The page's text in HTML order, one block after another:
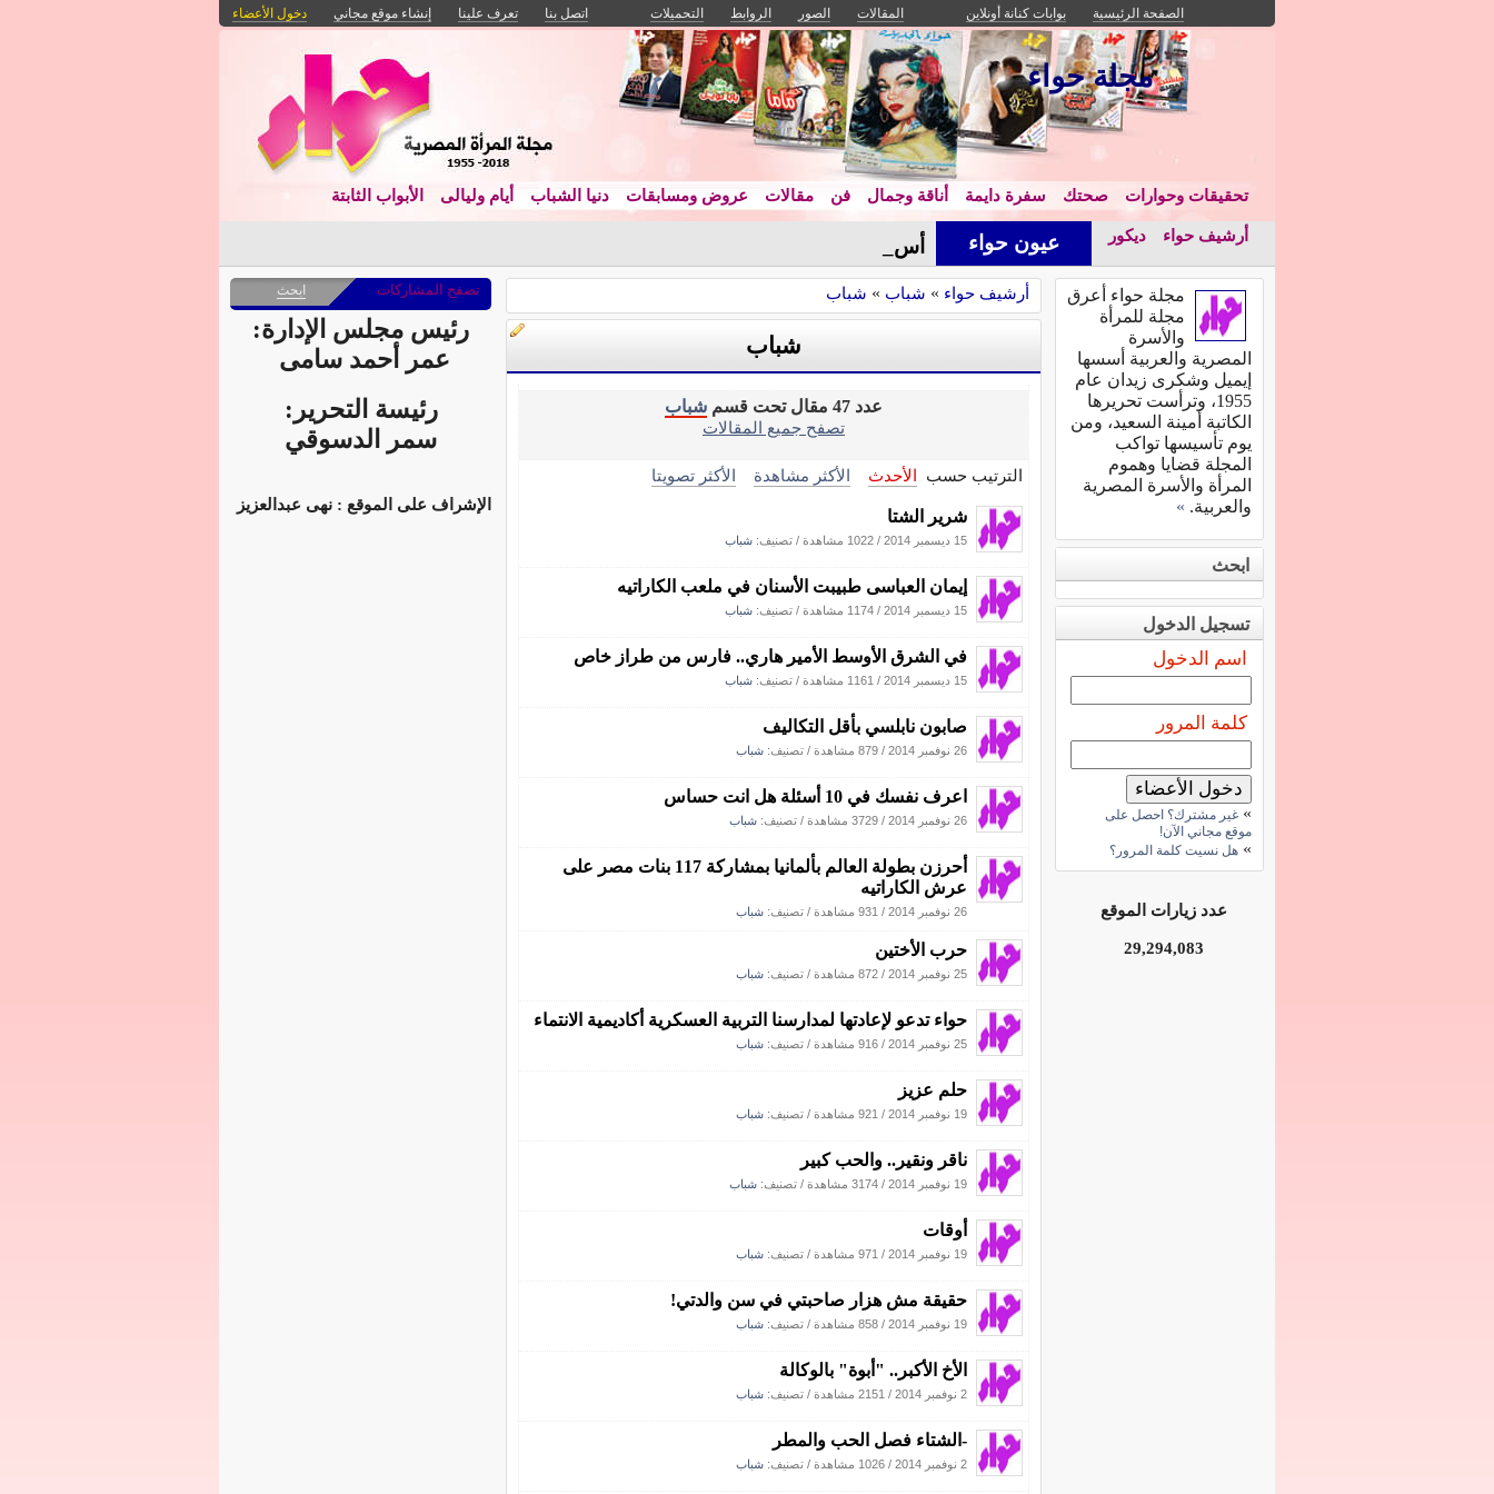
الصفحة الرئيسية بوابات كنانة أونلاين المقالات الصور الروابط التحميلات اتصل بنا تعرف علينا إنشاء موقع مجاني دخول الأعضاء
مجلة حواء
تحقيقات وحوارات صحتك سفرة دايمة أناقة وجمال فن مقالات عروض ومسابقات دنيا الشباب أيام وليالى الأبواب الثابتة
أرشيف حواء ديكور عيون حواء أستاذ أصول_
أرشيف حواء » شباب » شباب
شباب
عدد 47 مقال تحت قسم
شباب
تصفح جميع المقالات
الترتيب حسب الأحدث الأكثر مشاهدة الأكثر تصويتا
شرير الشتا
15 ديسمبر 2014 / 1022 مشاهدة / تصنيف: شباب
إيمان العباسى طبيبت الأسنان في ملعب الكاراتيه
15 ديسمبر 2014 / 1174 مشاهدة / تصنيف: شباب
في الشرق الأوسط الأمير هاري.. فارس من طراز خاص
15 ديسمبر 2014 / 1161 مشاهدة / تصنيف: شباب
صابون نابلسي بأقل التكاليف
26 نوفمبر 2014 / 879 مشاهدة / تصنيف: شباب
اعرف نفسك في 10 أسئلة هل انت حساس
26 نوفمبر 2014 / 3729 مشاهدة / تصنيف: شباب
أحرزن بطولة العالم بألمانيا بمشاركة 117 بنات مصر على
عرش الكاراتيه
26 نوفمبر 2014 / 931 مشاهدة / تصنيف: شباب
حرب الأختين
25 نوفمبر 2014 / 872 مشاهدة / تصنيف: شباب
حواء تدعو لإعادتها لمدارسنا التربية العسكرية أكاديمية الانتماء
25 نوفمبر 2014 / 916 مشاهدة / تصنيف: شباب
حلم عزيز
19 نوفمبر 2014 / 921 مشاهدة / تصنيف: شباب
ناقر ونقير.. والحب كبير
19 نوفمبر 2014 / 3174 مشاهدة / تصنيف: شباب
أوقات
19 نوفمبر 2014 / 971 مشاهدة / تصنيف: شباب
حقيقة مش هزار صاحبتي في سن والدتي!
19 نوفمبر 2014 / 858 مشاهدة / تصنيف: شباب
الأخ الأكبر.. "أبوة" بالوكالة
2 نوفمبر 2014 / 2151 مشاهدة / تصنيف: شباب
-الشتاء فصل الحب والمطر
2 نوفمبر 2014 / 1026 مشاهدة / تصنيف: شباب
مجلة حواء أعرق
مجلة للمرأة
والأسرة
المصرية والعربية أسسها
إيميل وشكرى زيدان عام
1955، وترأست تحريرها
الكاتبة أمينة السعيد، ومن
يوم تأسيسها تواكب
المجلة قضايا وهموم
المرأة والأسرة المصرية
والعربية. »
ابحث
تسجيل الدخول
اسم الدخول
كلمة المرور
» غير مشترك؟ احصل على
موقع مجاني الآن!
» هل نسيت كلمة المرور؟
عدد زيارات الموقع
29,294,083
تصفح المشاركات ابحث
رئيس مجلس الإدارة:
عمر أحمد سامى
رئيسة التحرير:
سمر الدسوقي
الإشراف على الموقع : نهى عبدالعزيز